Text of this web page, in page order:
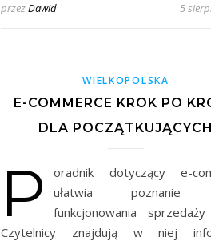
przezDawid 5
WIELKOPOLSKA
E-COMMERCE KROK PO
DLA POCZĄTKUJĄCYCH
P
oradnik dotyczący e-
ułatwia poznanie
funkcjonowania
Czytelnicy znajdują w niej